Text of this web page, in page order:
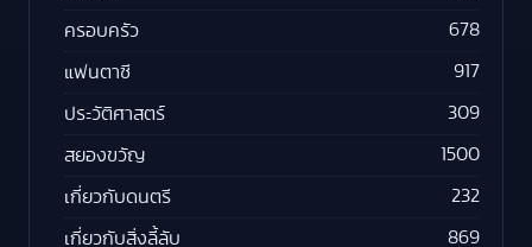
ครอบครัว 678
แฟนตาซี 917
ประวัติศาสตร์ 309
สยองขวัญ 1500
เกี่ยวกับดนตรี 232
เกี่ยวกับสิ่งลี้ลับ 869